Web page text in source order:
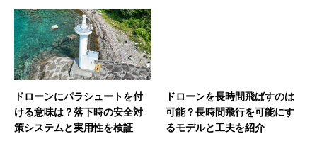
ドローンにパラシュートを付
ける意味は？落下時の安全対
策システムと実用性を検証
ドローンを長時間飛ばすのは
可能？長時間飛行を可能にす
るモデルと工夫を紹介